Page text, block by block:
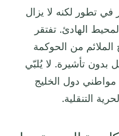
في تطور لكنه لا يزال
الهادئ. تفتقر
الملائم من الحوكمة
بدون تأشيرة. لا يُلبّي
مواطني دول الخليج
التنقلية.